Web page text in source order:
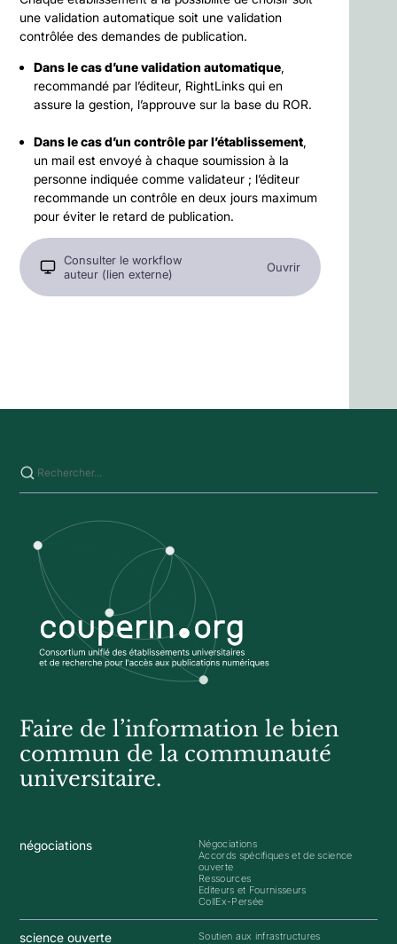
une validation automatique soit une validation
contrôlée des demandes de publication.
Dans le cas d’une validation automatique,
recommandé par l’éditeur, RightLinks qui en
assure la gestion, l’approuve sur la base du ROR.
Dans le cas d’un contrôle par l’établissement,
un mail est envoyé à chaque soumission à la
personne indiquée comme validateur ; l’éditeur
recommande un contrôle en deux jours maximum
pour éviter le retard de publication.
Consulter le workflow
auteur (lien externe)
Ouvrir
Faire de l’information le bien
commun de la communauté
universitaire.
négociations
Négociations
Accords spécifiques et de science
ouverte
Ressources
Editeurs et Fournisseurs
CollEx-Persée
science ouverte
Soutien aux infrastructures